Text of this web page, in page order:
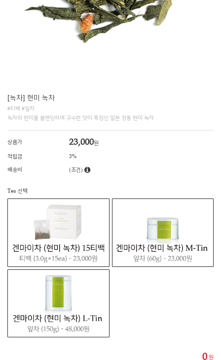
[녹차] 현미 녹차
#티백 #잎차
녹차와 현미를 블렌딩하여 구수한 맛이 특징인 일본 정통 현미 녹차
상품가 23,000원
적립금 3%
배송비 (조건)
Tea 선택
0 원